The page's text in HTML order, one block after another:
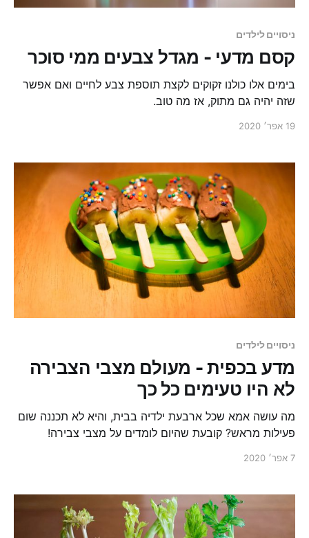
ניסויים לילדים
קסם מדעי - מגדל צבעים ממי סוכר
בימים אלו כולנו זקוקים לקצת תוספת צבע לחיים ואם אפשר
שזה יהיה גם מתוק, אז מה טוב.
19 אפר׳ 2020
ניסויים לילדים
מדע בכפית - מעולם מצבי הצבירה
לא היו טעימים כל כך
מה עושה אמא שכל ארבעת ילדיה בבית, והיא לא תכננה שום
פעילות מראש? קובעת שהיום לומדים על מצבי צבירה!
7 אפר׳ 2020